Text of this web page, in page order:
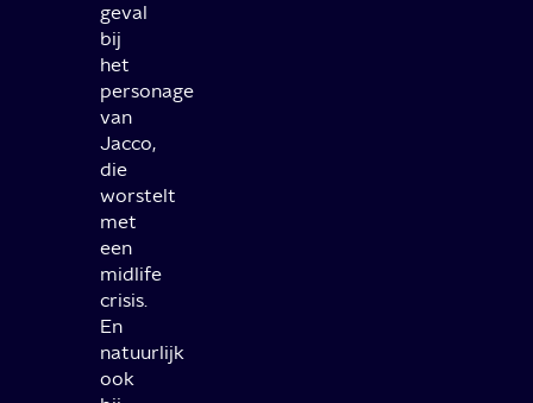
geval
bij
het
personage
van
Jacco,
die
worstelt
met
een
midlife
crisis.
En
natuurlijk
ook